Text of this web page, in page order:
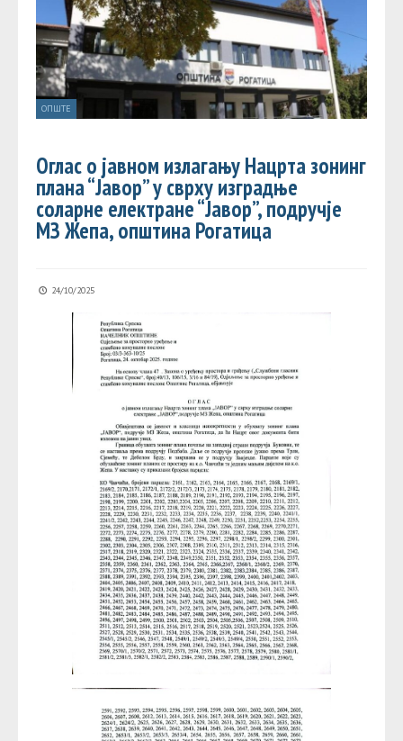
ОПШТЕ
Оглас о јавном излагању Нацрта зонинг
плана “Јавор” у сврху изградње
соларне електране “Јавор”, подручје
МЗ Жепа, општина Рогатица
24/10/2025